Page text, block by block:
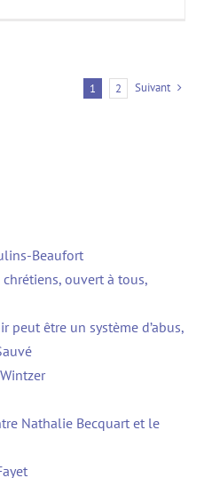
1 2 Suivant
Beaufort
ouvert à tous,
peut être un système d’abus,
Nathalie Becquart et le